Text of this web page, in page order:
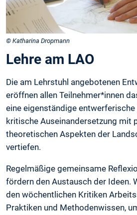
© Katharina Dropmann
Lehre am LAO
Die am Lehrstuhl angebotenen
eröffnen allen Teilnehmer*innen
eine eigenständige
kritische Auseinandersetzung mit
theoretischen Aspekten der
vertiefen.
Regelmäßige gemeinsame
fördern den Austausch der Ideen.
den wöchentlichen Kritiken
Praktiken und Methodenwissen,